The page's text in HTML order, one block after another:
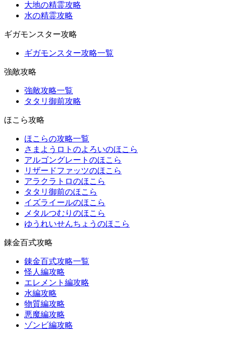
大地の精霊攻略
水の精霊攻略
ギガモンスター攻略
ギガモンスター攻略一覧
強敵攻略
強敵攻略一覧
タタリ御前攻略
ほこら攻略
ほこらの攻略一覧
さまようロトのよろいのほこら
アルゴングレートのほこら
リザードファッツのほこら
アラクラトロのほこら
タタリ御前のほこら
イズライールのほこら
メタルつむりのほこら
ゆうれいせんちょうのほこら
錬金百式攻略
錬金百式攻略一覧
怪人編攻略
エレメント編攻略
水編攻略
物質編攻略
悪魔編攻略
ゾンビ編攻略